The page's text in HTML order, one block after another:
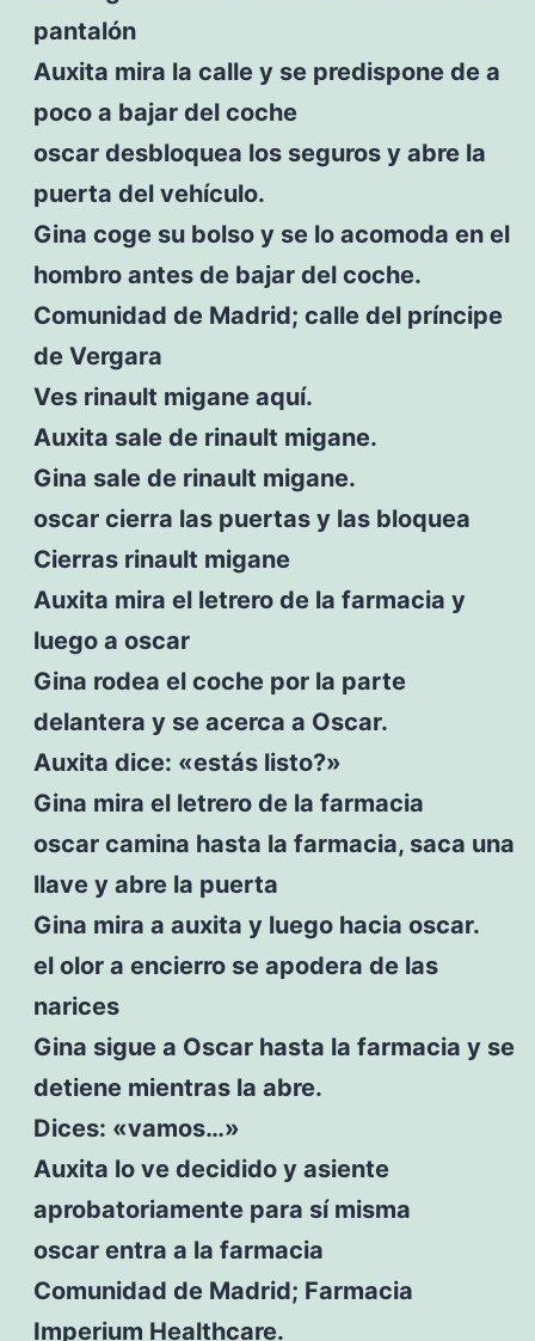
pantalón
Auxita mira la calle y se predispone de a
poco a bajar del coche
oscar desbloquea los seguros y abre la
puerta del vehículo.
Gina coge su bolso y se lo acomoda en el
hombro antes de bajar del coche.
Comunidad de Madrid; calle del príncipe
de Vergara
Ves rinault migane aquí.
Auxita sale de rinault migane.
Gina sale de rinault migane.
oscar cierra las puertas y las bloquea
Cierras rinault migane
Auxita mira el letrero de la farmacia y
luego a oscar
Gina rodea el coche por la parte
delantera y se acerca a Oscar.
Auxita dice: «estás listo?»
Gina mira el letrero de la farmacia
oscar camina hasta la farmacia, saca una
llave y abre la puerta
Gina mira a auxita y luego hacia oscar.
el olor a encierro se apodera de las
narices
Gina sigue a Oscar hasta la farmacia y se
detiene mientras la abre.
Dices: «vamos…»
Auxita lo ve decidido y asiente
aprobatoriamente para sí misma
oscar entra a la farmacia
Comunidad de Madrid; Farmacia
Imperium Healthcare.